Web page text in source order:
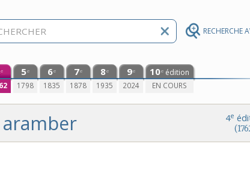
RECHERCHE
e 5e
1798
6e
1835
7e
1878
8e
1935
9e
2024
10e édition
EN COURS
4e
aramber